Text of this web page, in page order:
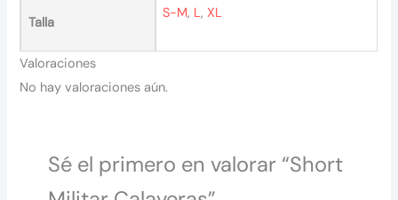
Talla
S-M, L, XL
Valoraciones
No hay valoraciones aún.
Sé el primero en valorar “Short